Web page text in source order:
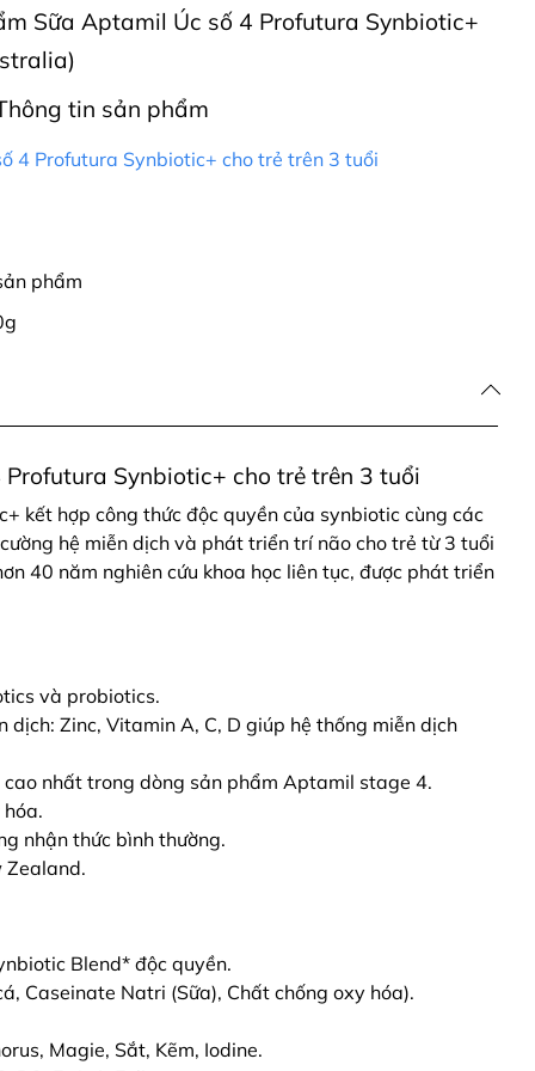
Sữa Aptamil Úc số 4 Profutura Synbiotic+
tin sản phẩm
4 Profutura Synbiotic+ cho trẻ trên 3 tuổi
phẩm
Synbiotic+ cho trẻ trên 3 tuổi
kết hợp công thức độc quyền của synbiotic cùng các
hệ miễn dịch và phát triển trí não cho trẻ từ 3 tuổi
40 năm nghiên cứu khoa học liên tục, được phát triển
và probiotics.
dịch: Zinc, Vitamin A, C, D giúp hệ thống miễn dịch
nhất trong dòng sản phẩm Aptamil stage 4.
nhận thức bình thường.
Zealand.
Blend* độc quyền.
Caseinate Natri (Sữa), Chất chống oxy hóa).
Magie, Sắt, Kẽm, Iodine.